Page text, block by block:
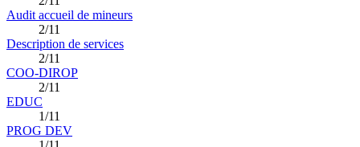
Audit accueil de mineurs
2/11
Description de services
2/11
COO-DIROP
2/11
EDUC
1/11
PROG DEV